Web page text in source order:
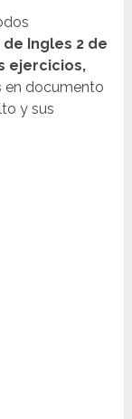
Ingles 2 de
ejercicios,
en documento
y sus